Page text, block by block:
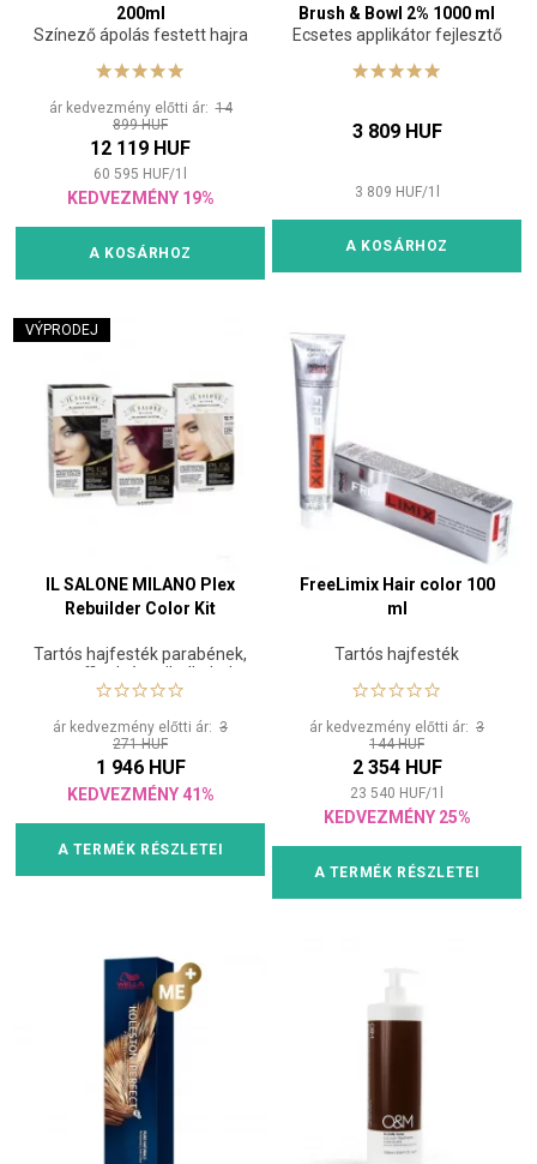
200ml
Színező ápolás festett hajra
ár kedvezmény előtti ár:14
899 HUF
12 119 HUF
60 595 HUF/1
KEDVEZMÉNY 19%
A KOSÁRHOZ
Brush & Bowl 2% 1000 ml
Ecsetes applikátor fejlesztő
3 809 HUF
3 809 HUF/1
A KOSÁRHOZ
VÝPRODEJ
IL SALONE MILANO Plex
Rebuilder Color Kit
Tartós hajfesték parabének,
paraffinok és etil-alkohol
nélkül
ár kedvezmény előtti ár: 3
271 HUF
1 946 HUF
KEDVEZMÉNY 41%
A TERMÉK RÉSZLETEI
FreeLimix Hair color 100
ml
Tartós hajfesték
ár kedvezmény előtti ár: 3
144 HUF
2 354 HUF
23 540 HUF/1
KEDVEZMÉNY 25%
A TERMÉK RÉSZLETEI